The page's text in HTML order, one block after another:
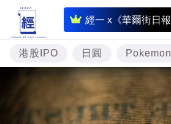
經一 x《華爾街日報
即
時
財
經
專
題
港股IPO 日圓